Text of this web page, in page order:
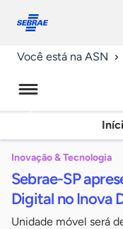
conosco
Você está na ASN
Inovação & Tecnologia
Sebrae-SP
Digital no Inova
Unidade móvel será